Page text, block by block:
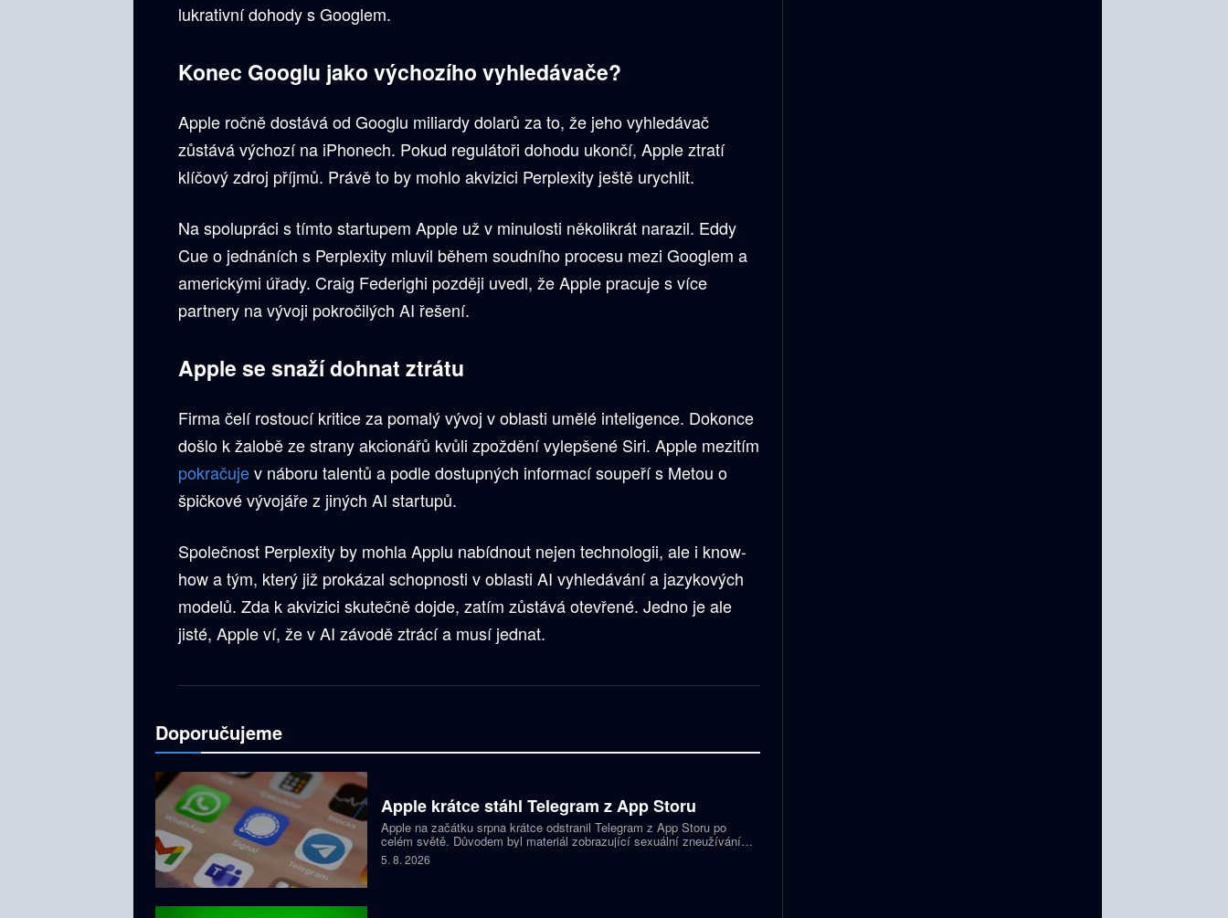
lukrativní dohody s Googlem.
Konec Googlu jako výchozího vyhledávače?
Apple ročně dostává od Googlu miliardy dolarů za to, že jeho vyhledávač
zůstává výchozí na iPhonech. Pokud regulátoři dohodu ukončí, Apple ztratí
klíčový zdroj příjmů. Právě to by mohlo akvizici Perplexity ještě urychlit.
Na spolupráci s tímto startupem Apple už v minulosti několikrát narazil. Eddy
Cue o jednáních s Perplexity mluvil během soudního procesu mezi Googlem a
americkými úřady. Craig Federighi později uvedl, že Apple pracuje s více
partnery na vývoji pokročilých AI řešení.
Apple se snaží dohnat ztrátu
Firma čelí rostoucí kritice za pomalý vývoj v oblasti umělé inteligence. Dokonce
došlo k žalobě ze strany akcionářů kvůli zpoždění vylepšené Siri. Apple mezitím
pokračujev náboru talentů a podle dostupných informací soupeří s Metou o
špičkové vývojáře z jiných AI startupů.
Společnost Perplexity by mohla Applu nabídnout nejen technologii, ale i know-
how a tým, který již prokázal schopnosti v oblasti AI vyhledávání a jazykových
modelů. Zda k akvizici skutečně dojde, zatím zůstává otevřené. Jedno je ale
jisté, Apple ví, že v AI závodě ztrácí a musí jednat.
Doporučujeme
Apple krátce stáhl Telegram z App Storu
Apple na začátku srpna krátce odstranil Telegram z App Storu po
celém světě. Důvodem byl materiál zobrazující sexuální zneužívání
dětí, který podle firmy sdílel jeden uživatel. Telegram účet rychle
zablokoval a aplikace se ještě během stejného dne do obchodu vrátila.
5. 8. 2026